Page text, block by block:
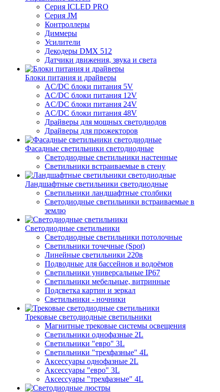
Серия ICLED PRO
Серия JM
Контроллеры
Диммеры
Усилители
Декодеры DMX 512
Датчики движения, звука и света
Блоки питания и драйверы
AC/DC блоки питания 5V
AC/DC блоки питания 12V
AC/DC блоки питания 24V
AC/DC блоки питания 48V
Драйверы для мощных светодиодов
Драйверы для прожекторов
Фасадные светильники светодиодные
Светодиодные светильники настенные
Светильники встраиваемые в стену
Ландшафтные светильники светодиодные
Светильники ландшафтные столбики
Светодиодные светильники встраиваемые в
землю
Светодиодные светильники
Светодиодные светильники потолочные
Светильники точечные (Spot)
Линейные светильники 220в
Подводные для бассейнов и водоёмов
Светильники универсальные IP67
Светильники мебельные, витринные
Подсветка картин и зеркал
Светильники - ночники
Трековые светодиодные светильники
Магнитные трековые системы освещения
Светильники однофазные 2L
Светильники "евро" 3L
Светильники "трехфазные" 4L
Аксессуары однофазные 2L
Аксессуары "евро" 3L
Аксессуары "трехфазные" 4L